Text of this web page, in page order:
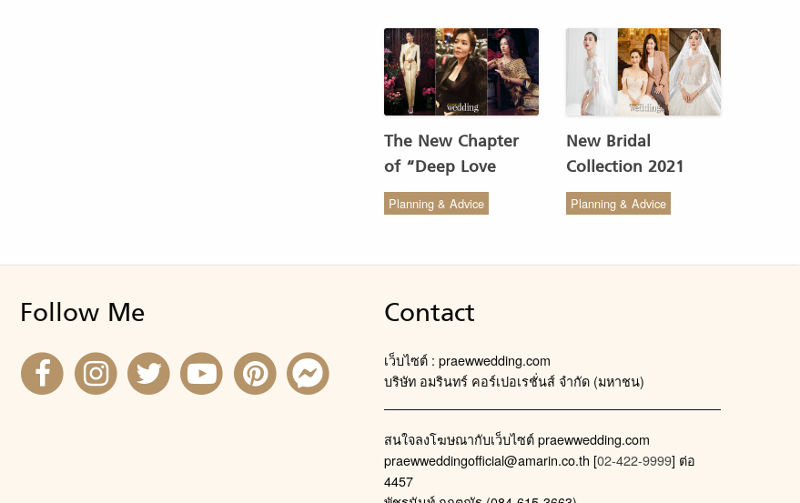
The New Chapter
of “Deep Love
Wedding Studio” :
รังสรรค์ผ้าทอของไทยให้
Planning & Advice
New Bridal
Collection 2021
from COCO CHIC
สวย เรียบง่าย สไตล์มินิ
Planning & Advice
Follow Me Contact
เว็บไซต์ : praewwedding.com
บริษัท อมรินทร์ คอร์เปอเรชั่นส์ จำกัด (มหาชน)
สนใจลงโฆษณากับเว็บไซต์ praewwedding.com
praewweddingofficial@amarin.co.th [02-422-9999] ต่อ
4457